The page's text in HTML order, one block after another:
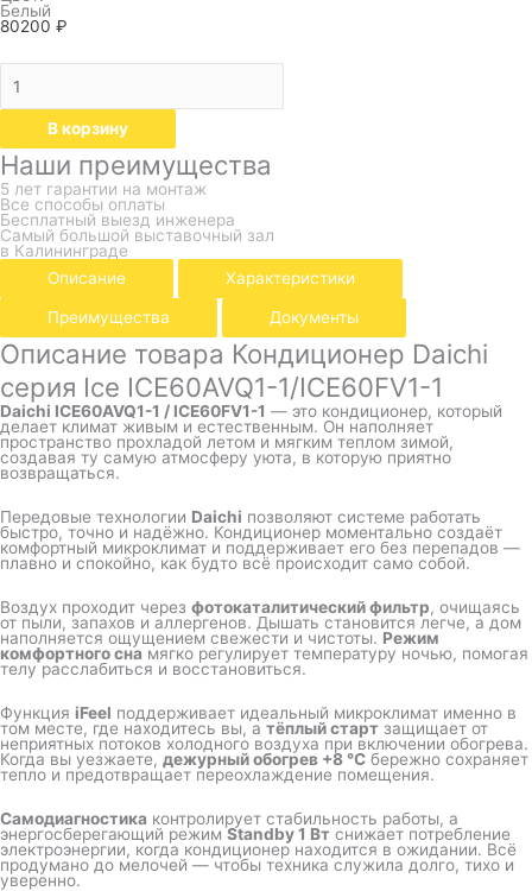
Белый
80200 ₽
В корзину
Наши преимущества
5 лет гарантии на монтаж
Все способы оплаты
Бесплатный выезд инженера
Самый большой выставочный зал
в Калининграде
Описание
Характеристики
Преимущества Документы
Описание товара Кондиционер Daichi
серия Ice ICE60AVQ1-1/ICE60FV1-1
Daichi ICE60AVQ1-1 / ICE60FV1-1 — это кондиционер, который
делает климат живым и естественным. Он наполняет
пространство прохладой летом и мягким теплом зимой,
создавая ту самую атмосферу уюта, в которую приятно
возвращаться.
Передовые технологии Daichi позволяют системе работать
быстро, точно и надёжно. Кондиционер моментально создаёт
комфортный микроклимат и поддерживает его без перепадов —
плавно и спокойно, как будто всё происходит само собой.
Воздух проходит через фотокаталитический фильтр, очищаясь
от пыли, запахов и аллергенов. Дышать становится легче, а дом
наполняется ощущением свежести и чистоты. Режим
комфортного сна мягко регулирует температуру ночью, помогая
телу расслабиться и восстановиться.
Функция iFeel поддерживает идеальный микроклимат именно в
том месте, где находитесь вы, а тёплый старт защищает от
неприятных потоков холодного воздуха при включении обогрева.
Когда вы уезжаете, дежурный обогрев +8 °C бережно сохраняет
тепло и предотвращает переохлаждение помещения.
Самодиагностика контролирует стабильность работы, а
энергосберегающий режимStandby 1 Вт снижает потребление
электроэнергии, когда кондиционер находится в ожидании. Всё
продумано до мелочей — чтобы техника служила долго, тихо и
уверенно.